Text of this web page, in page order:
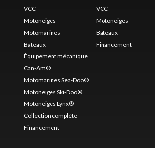
VCC
Motoneiges
Motomarines
Bateaux
Équipement mécanique
Can-Am®
Motomarines Sea-Doo®
Motoneiges Ski-Doo®
Motoneiges Lynx®
Collection complète
Financement
VCC
Motoneiges
Bateaux
Financement